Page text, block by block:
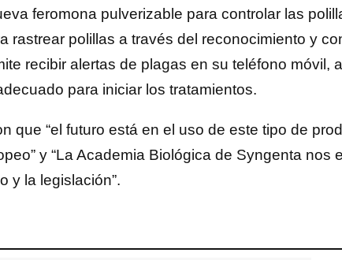
feromona pulverizable para controlar las
rastrear polillas a través del reconocimiento y
recibir alertas de plagas en su teléfono móvil,
para iniciar los tratamientos.
que “el futuro está en el uso de este tipo de
y “La Academia Biológica de Syngenta nos
y la legislación”.